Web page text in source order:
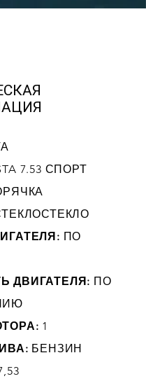
7.53 СПОРТ
ПО
ДВИГАТЕЛЯ: ПО
1
БЕНЗИН